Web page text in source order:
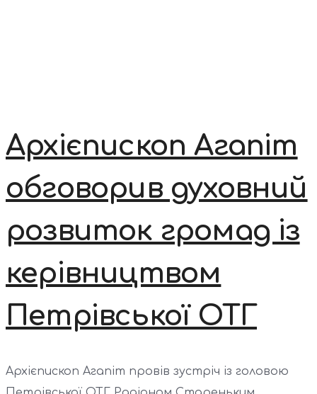
Архієпископ Агапіт
обговорив духовний
розвиток громад із
керівництвом
Петрівської ОТГ
Архієпископ Агапіт провів зустріч із головою